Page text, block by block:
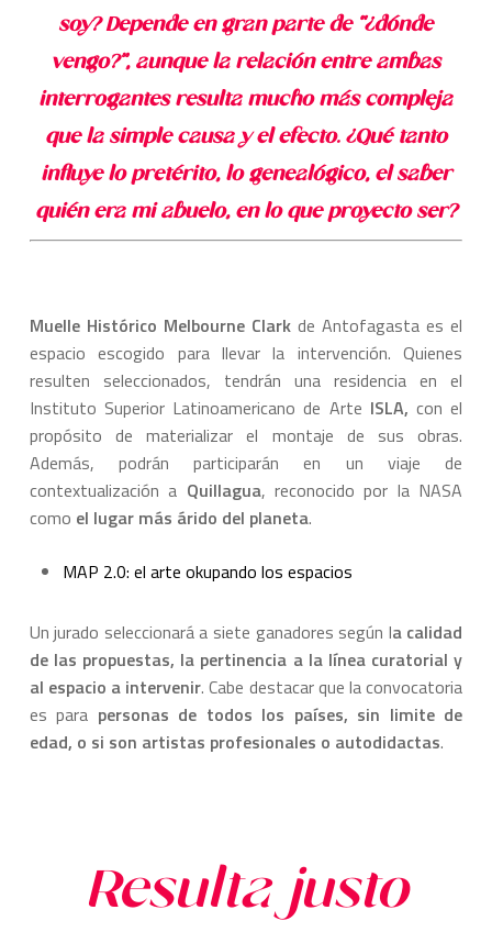
soy? Depende en gran parte de “¿dónde
vengo?”, aunque la relación entre ambas
interrogantes resulta mucho más compleja
que la simple causa y el efecto. ¿Qué tanto
influye lo pretérito, lo genealógico, el saber
quién era mi abuelo, en lo que proyecto ser?
Muelle Histórico Melbourne Clarkde Antofagasta es el
espacio escogido para llevar la intervención. Quienes
resulten seleccionados, tendrán una residencia en el
Instituto Superior Latinoamericano de Arte ISLA, con el
propósito de materializar el montaje de sus obras.
Además, podrán participarán en un viaje de
contextualización a Quillagua, reconocido por la NASA
como el lugar más árido del planeta.
MAP 2.0: el arte okupando los espacios
Un jurado seleccionará a siete ganadores según la calidad
de las propuestas, la pertinencia a la línea curatorial y
al espacio a intervenir. Cabe destacar que la convocatoria
es para personas de todos los países, sin limite de
edad, o si son artistas profesionales o autodidactas.
Resulta justo